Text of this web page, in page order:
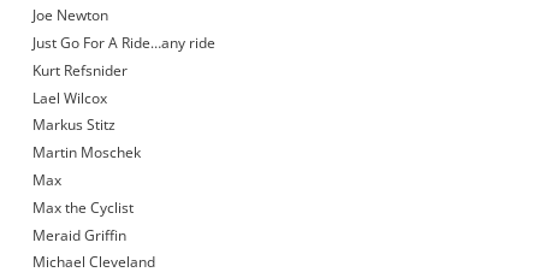
Joe Newton
Just Go For A Ride…any ride
Kurt Refsnider
Lael Wilcox
Markus Stitz
Martin Moschek
Max
Max the Cyclist
Meraid Griffin
Michael Cleveland